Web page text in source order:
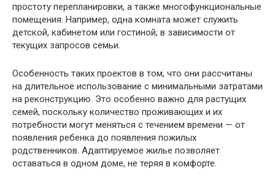
простоту перепланировки, а также многофункциональные
помещения. Например, одна комната может служить
детской, кабинетом или гостиной, в зависимости от
текущих запросов семьи.
Особенность таких проектов в том, что они рассчитаны
на длительное использование с минимальными затратами
на реконструкцию. Это особенно важно для растущих
семей, поскольку количество проживающих и их
потребности могут меняться с течением времени — от
появления ребенка до появления пожилых
родственников. Адаптируемое жилье позволяет
оставаться в одном доме, не теряя в комфорте.